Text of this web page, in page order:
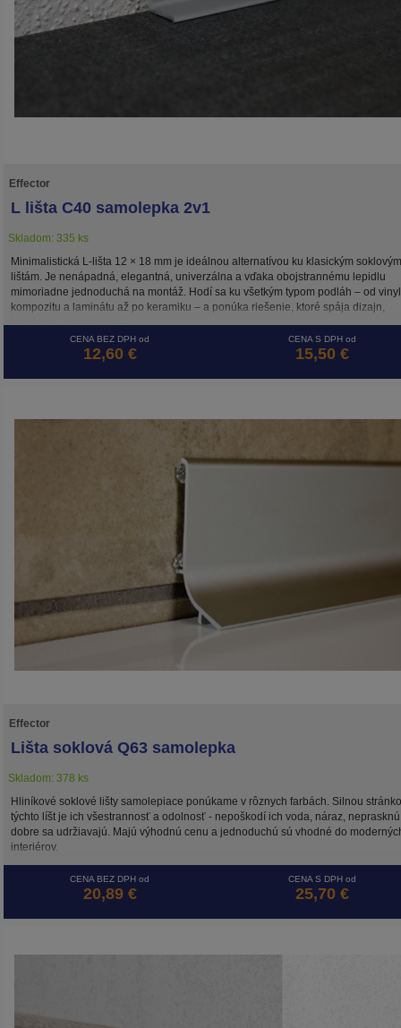
Effector
L lišta C40 samolepka 2v1
Skladom: 335 ks
Minimalistická L-lišta 12 × 18 mm je ideálnou alternatívou ku klasickým soklovým
lištám. Je nenápadná, elegantná, univerzálna a vďaka obojstrannému lepidlu
mimoriadne jednoduchá na montáž. Hodí sa ku všetkým typom podláh – od
kompozitu a laminátu až po keramiku – a ponúka riešenie, ktoré spája dizajn,
CENA BEZ DPH od
12,60 €
CENA S DPH od
15,50 €
Effector
Lišta soklová Q63 samolepka
Skladom: 378 ks
Hliníkové soklové lišty samolepiace ponúkame v rôznych farbách. Silnou
týchto líšt je ich všestrannosť a odolnosť - nepoškodí ich voda, náraz,
dobre sa udržiavajú. Majú výhodnú cenu a jednoduchú sú vhodné do
interiérov.
CENA BEZ DPH od
20,89 €
CENA S DPH od
25,70 €